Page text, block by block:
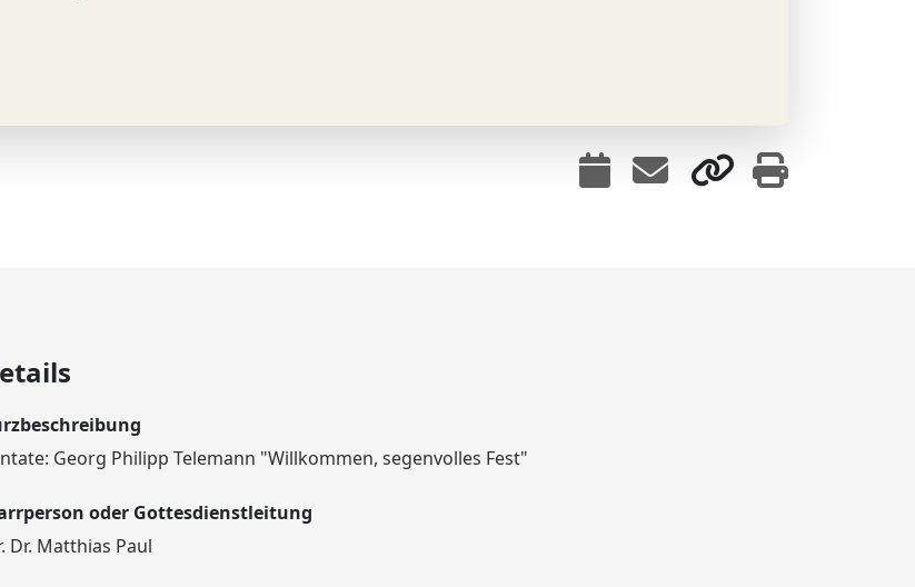
Georg Philipp Telemann "Willkommen, segenvolles Fest"
oder Gottesdienstleitung
Dr. Matthias Paul